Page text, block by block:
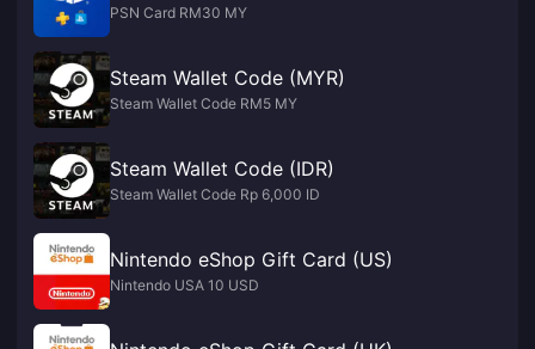
PSN Card RM30 MY
Steam Wallet Code (MYR)
Steam Wallet Code RM5 MY
Steam Wallet Code (IDR)
Steam Wallet Code Rp 6,000 ID
Nintendo eShop Gift Card (US)
Nintendo USA 10 USD